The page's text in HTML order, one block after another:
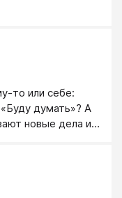
то или себе:
думать»? А
новые дела и